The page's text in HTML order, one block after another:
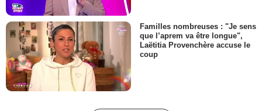
Familles nombreuses : "Je sens
que l’aprem va être longue",
Laëtitia Provenchère accuse le
coup